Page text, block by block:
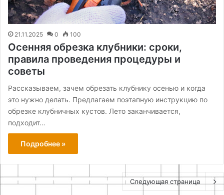
21.11.2025 0 100
Осенняя обрезка клубники: сроки,
правила проведения процедуры и
советы
Рассказываем, зачем обрезать клубнику осенью и когда
это нужно делать. Предлагаем поэтапную инструкцию по
обрезке клубничных кустов. Лето заканчивается,
подходит…
Подробнее »
Следующая страница